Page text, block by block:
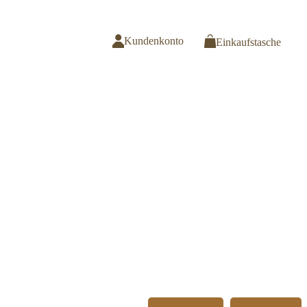
Kundenkonto Einkaufstasche